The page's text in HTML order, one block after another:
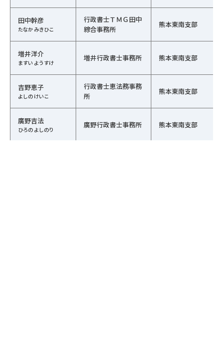
田中幹彦
たなか みきひこ
行政書士ＴＭＧ田中
綜合事務所
熊本東南支部
増井洋介
ますい ようすけ
増井行政書士事務所 熊本東南支部
吉野恵子
よしの けいこ
行政書士恵法務事務
所
熊本東南支部
廣野吉法
ひろの よしのり
廣野行政書士事務所 熊本東南支部